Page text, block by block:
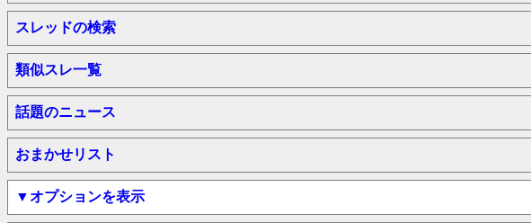
スレッドの検索
類似スレ一覧
話題のニュース
おまかせリスト
▼オプションを表示